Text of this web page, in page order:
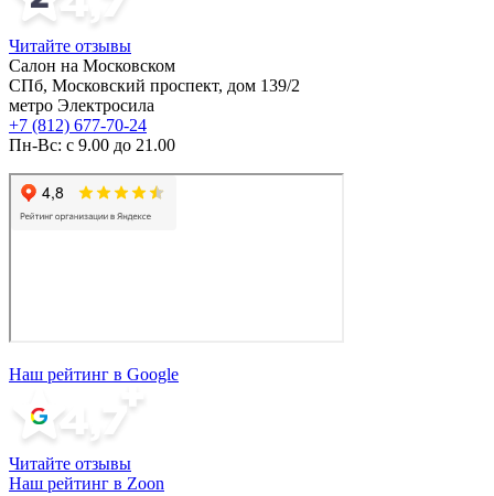
Читайте отзывы
Салон на Московском
СПб, Московский проспект, дом 139/2
метро Электросила
+7 (812) 677-70-24
Пн-Вс: с 9.00 до 21.00
Наш рейтинг в Google
Читайте отзывы
Наш рейтинг в Zoon